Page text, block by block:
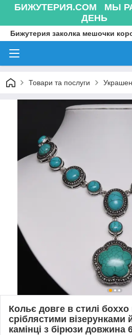
БИЖУТЕРИЯ.COM МЫ
Бижутерия заколка мешочки
Товари та послуги
Кольє довге в стилі боххо
сріблястими візерунками
камінці з бірюзи довжина